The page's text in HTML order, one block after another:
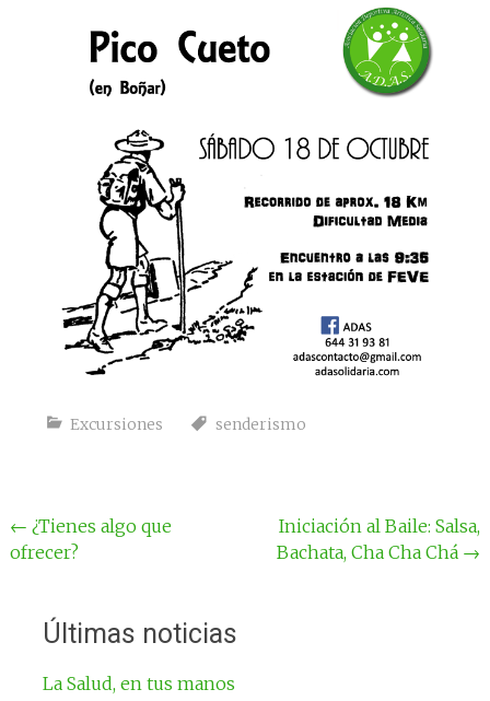
Excursiones senderismo
Navegación
por
entrada
← ¿Tienes algo que
ofrecer?
Iniciación al Baile: Salsa,
Bachata, Cha Cha Chá →
Últimas noticias
La Salud, en tus manos